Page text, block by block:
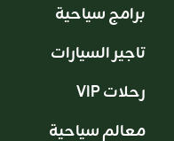
برامج سياحية
تاجير السيارات
VIP رحلات
معالم سياحية